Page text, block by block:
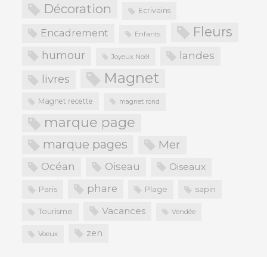
Décoration Ecrivains
Encadrement Enfants Fleurs
humour Joyeux Noël landes
livres Magnet
Magnet recette magnet rond
marque page
marque pages Mer
Océan Oiseau Oiseaux
Paris phare Plage sapin
Tourisme Vacances Vendée
Voeux zen